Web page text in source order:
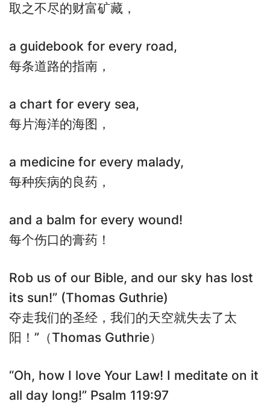
取之不尽的财富矿藏，
a guidebook for every road,
每条道路的指南，
a chart for every sea,
每片海洋的海图，
a medicine for every malady,
每种疾病的良药，
and a balm for every wound!
每个伤口的膏药！
Rob us of our Bible, and our sky has lost
its sun!” (Thomas Guthrie)
夺走我们的圣经，我们的天空就失去了太
阳！”（Thomas Guthrie）
“Oh, how I love Your Law! I meditate on it
all day long!” Psalm 119:97